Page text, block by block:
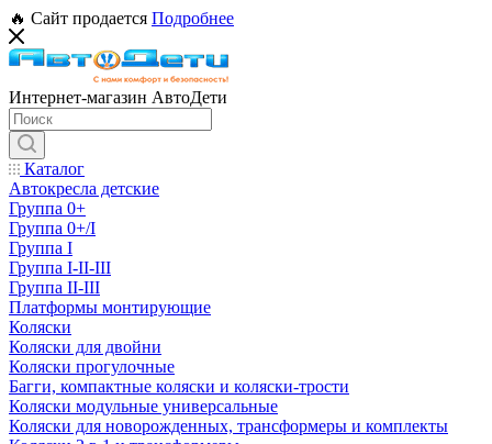
🔥 Сайт продается Подробнее
Интернет-магазин АвтоДети
Каталог
Автокресла детские
Группа 0+
Группа 0+/I
Группа I
Группа I-II-III
Группа II-III
Платформы монтирующие
Коляски
Коляски для двойни
Коляски прогулочные
Багги, компактные коляски и коляски-трости
Коляски модульные универсальные
Коляски для новорожденных, трансформеры и комплекты